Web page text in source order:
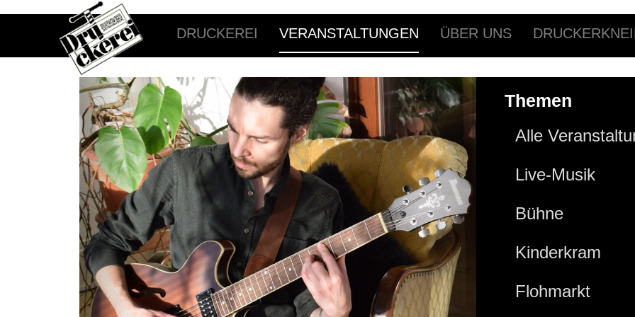
DRUCKEREI VERANSTALTUNGEN ÜBER UNS
Themen
Alle
Live-Musik
Bühne
Kinderkram
Flohmarkt